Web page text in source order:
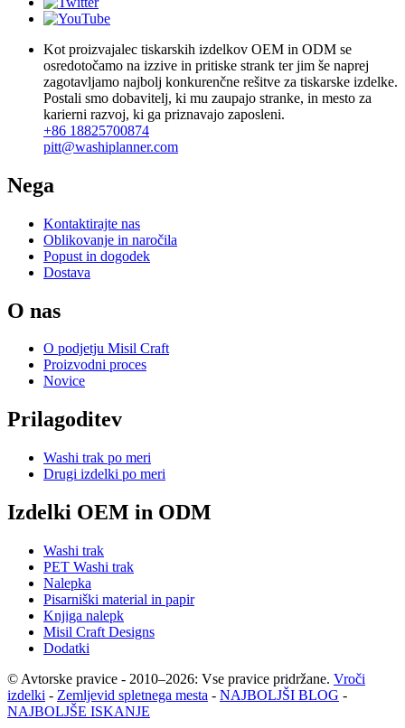
Kot proizvajalec tiskarskih izdelkov OEM in ODM se
osredotočamo na izzive in pritiske strank ter jim še naprej
zagotavljamo najbolj konkurenčne rešitve za tiskarske izdelke.
Postali smo dobavitelj, ki mu zaupajo stranke, in mesto za
karierni razvoj, ki ga priznavajo zaposleni.
+86 18825700874
pitt@washiplanner.com
Nega
Kontaktirajte nas
Oblikovanje in naročila
Popust in dogodek
Dostava
O nas
O podjetju Misil Craft
Proizvodni proces
Novice
Prilagoditev
Washi trak po meri
Drugi izdelki po meri
Izdelki OEM in ODM
Washi trak
PET Washi trak
Nalepka
Pisarniški material in papir
Knjiga nalepk
Misil Craft Designs
Dodatki
© Avtorske pravice - 2010–2026: Vse pravice pridržane. Vroči
izdelki - Zemljevid spletnega mesta - NAJBOLJŠI BLOG -
NAJBOLJŠE ISKANJE